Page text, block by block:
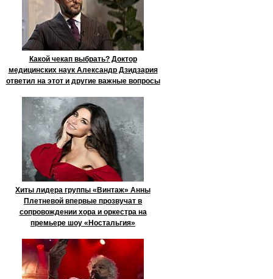
Какой чекап выбрать? Доктор
медицинских наук Александр Дзидзария
ответил на этот и другие важные вопросы
Хиты лидера группы «Винтаж» Анны
Плетневой впервые прозвучат в
сопровождении хора и оркестра на
премьере шоу «Ностальгия»